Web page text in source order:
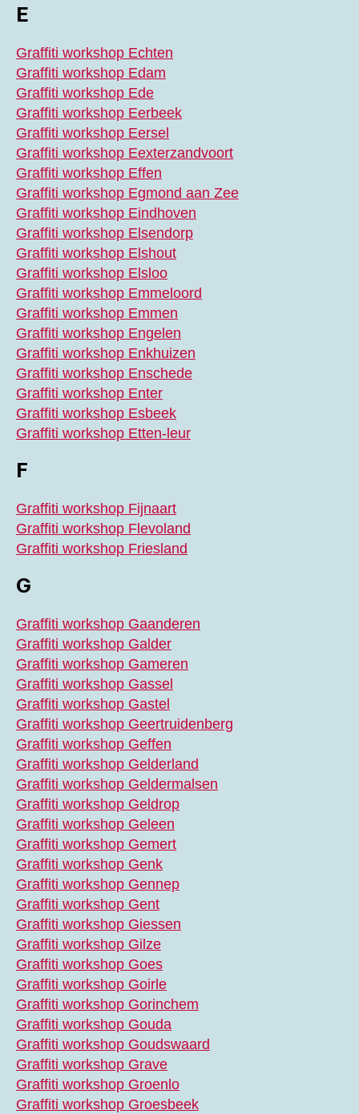
E
Graffiti workshop Echten
Graffiti workshop Edam
Graffiti workshop Ede
Graffiti workshop Eerbeek
Graffiti workshop Eersel
Graffiti workshop Eexterzandvoort
Graffiti workshop Effen
Graffiti workshop Egmond aan Zee
Graffiti workshop Eindhoven
Graffiti workshop Elsendorp
Graffiti workshop Elshout
Graffiti workshop Elsloo
Graffiti workshop Emmeloord
Graffiti workshop Emmen
Graffiti workshop Engelen
Graffiti workshop Enkhuizen
Graffiti workshop Enschede
Graffiti workshop Enter
Graffiti workshop Esbeek
Graffiti workshop Etten-leur
F
Graffiti workshop Fijnaart
Graffiti workshop Flevoland
Graffiti workshop Friesland
G
Graffiti workshop Gaanderen
Graffiti workshop Galder
Graffiti workshop Gameren
Graffiti workshop Gassel
Graffiti workshop Gastel
Graffiti workshop Geertruidenberg
Graffiti workshop Geffen
Graffiti workshop Gelderland
Graffiti workshop Geldermalsen
Graffiti workshop Geldrop
Graffiti workshop Geleen
Graffiti workshop Gemert
Graffiti workshop Genk
Graffiti workshop Gennep
Graffiti workshop Gent
Graffiti workshop Giessen
Graffiti workshop Gilze
Graffiti workshop Goes
Graffiti workshop Goirle
Graffiti workshop Gorinchem
Graffiti workshop Gouda
Graffiti workshop Goudswaard
Graffiti workshop Grave
Graffiti workshop Groenlo
Graffiti workshop Groesbeek